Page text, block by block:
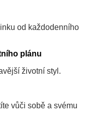
od každodenního
plánu
životní styl.
vůči sobě a svému